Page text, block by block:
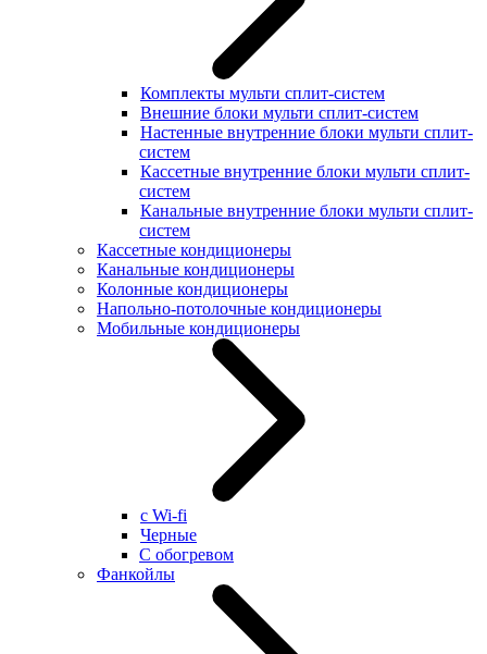
Комплекты мульти сплит-систем
Внешние блоки мульти сплит-систем
Настенные внутренние блоки мульти сплит-
систем
Кассетные внутренние блоки мульти сплит-
систем
Канальные внутренние блоки мульти сплит-
систем
Кассетные кондиционеры
Канальные кондиционеры
Колонные кондиционеры
Напольно-потолочные кондиционеры
Мобильные кондиционеры
с Wi-fi
Черные
С обогревом
Фанкойлы